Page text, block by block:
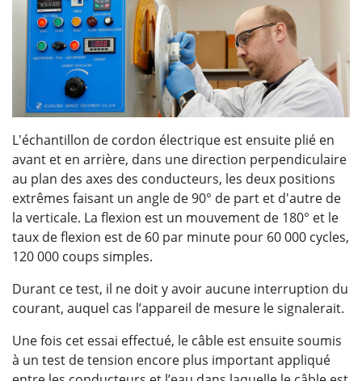
L'échantillon de cordon électrique est ensuite plié en
avant et en arrière, dans une direction perpendiculaire
au plan des axes des conducteurs, les deux positions
extrêmes faisant un angle de 90° de part et d'autre de
la verticale. La flexion est un mouvement de 180° et le
taux de flexion est de 60 par minute pour 60 000 cycles,
120 000 coups simples.
Durant ce test, il ne doit y avoir aucune interruption du
courant, auquel cas l’appareil de mesure le signalerait.
Une fois cet essai effectué, le câble est ensuite soumis
à un test de tension encore plus important appliqué